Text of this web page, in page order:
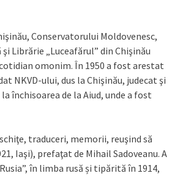
Conservatorului Moldovenesc,
Librărie „Luceafărul” din Chişinău
omonim. În 1950 a fost arestat
NKVD-ului, dus la Chişinău, judecat şi
închisoarea de la Aiud, unde a fost
traduceri, memorii, reuşind să
Iaşi), prefaţat de Mihail Sadoveanu. A
în limba rusă și tipărită în 1914,